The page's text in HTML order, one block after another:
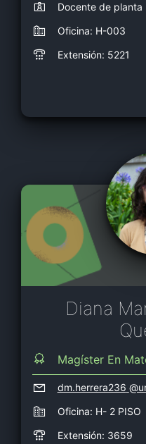
Docente de planta
Oficina: H-003
Extensión: 5221
Diana
Magíster En
dm.herrera236
Oficina: H- 2 PISO
Extensión: 3659